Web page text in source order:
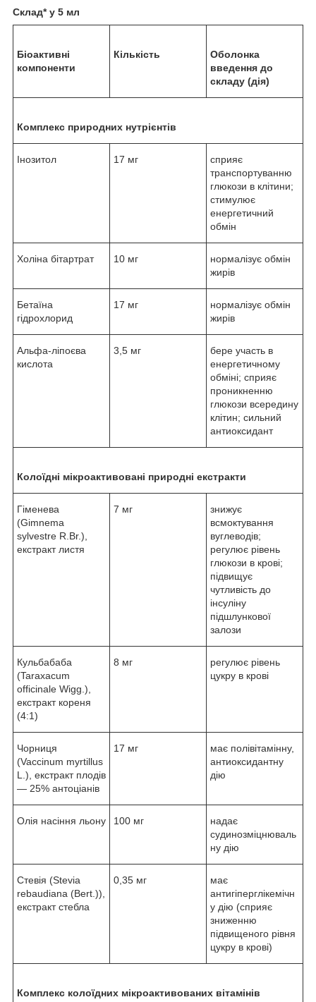
Склад* у 5 мл
Біоактивні
компоненти
Кількість
Оболонка
введення до
складу (дія)
Комплекс природних нутрієнтів
Інозитол 17 мг
сприяє
транспортуванню
глюкози в клітини;
стимулює
енергетичний
обмін
Холіна бітартрат 10 мг
нормалізує обмін
жирів
Бетаїна
гідрохлорид
17 мг
нормалізує обмін
жирів
Альфа-ліпоєва
кислота
3,5 мг
бере участь в
енергетичному
обміні; сприяє
проникненню
глюкози всередину
клітин; сильний
антиоксидант
Колоїдні мікроактивовані природні екстракти
Гіменева
(Gimnema
sylvestre R.Br.),
екстракт листя
7 мг
знижує
всмоктування
вуглеводів;
регулює рівень
глюкози в крові;
підвищує
чутливість до
інсуліну
підшлункової
залози
Кульбабаба
(Taraxacum
officinale Wigg.),
екстракт кореня
(4:1)
8 мг
регулює рівень
цукру в крові
Чорниця
(Vaccinum myrtillus
L.), екстракт плодів
— 25% антоціанів
17 мг
має полівітамінну,
антиоксидантну
дію
Олія насіння льону 100 мг
надає
судинозміцнюваль
ну дію
Стевія (Stevia
rebaudiana (Bert.)),
екстракт стебла
0,35 мг
має
антигіперглікемічн
у дію (сприяє
зниженню
підвищеного рівня
цукру в крові)
Комплекс колоїдних мікроактивованих вітамінів